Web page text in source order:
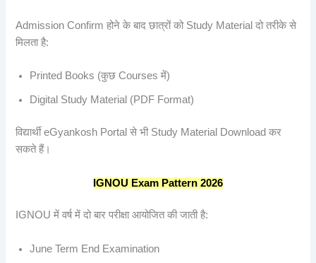
Admission Confirm होने के बाद छात्रों को Study Material दो तरीके से
मिलता है:
Printed Books (कुछ Courses में)
Digital Study Material (PDF Format)
विद्यार्थी eGyankosh Portal से भी Study Material Download कर
सकते हैं।
IGNOU Exam Pattern 2026
IGNOU में वर्ष में दो बार परीक्षा आयोजित की जाती है:
June Term End Examination